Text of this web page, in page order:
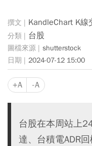
KandleChart K線
台股
shutterstock
2024-07-12 15:00
+A -A
台股在本周站上
達、台積電ADR